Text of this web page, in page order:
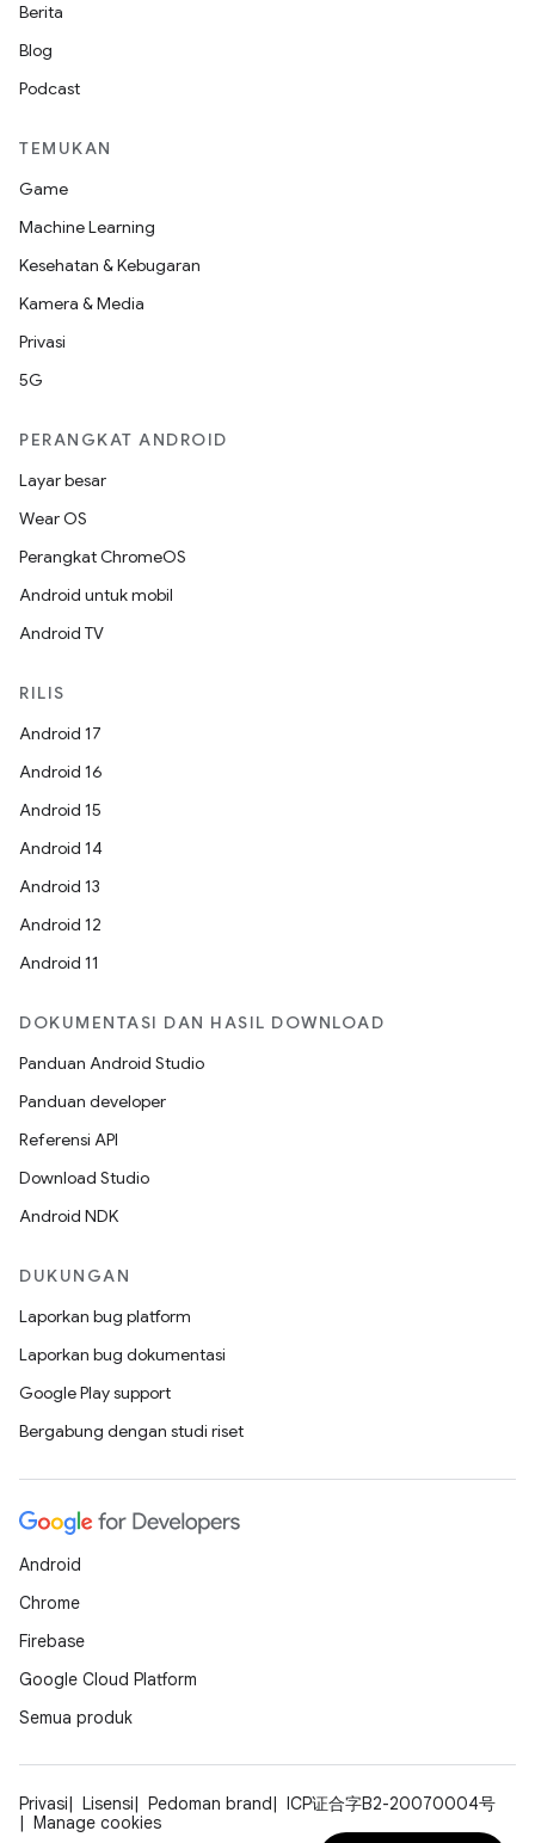
Berita
Blog
Podcast
TEMUKAN
Game
Machine Learning
Kesehatan & Kebugaran
Kamera & Media
Privasi
5G
PERANGKAT ANDROID
Layar besar
Wear OS
Perangkat ChromeOS
Android untuk mobil
Android TV
RILIS
Android 17
Android 16
Android 15
Android 14
Android 13
Android 12
Android 11
DOKUMENTASI DAN HASIL DOWNLOAD
Panduan Android Studio
Panduan developer
Referensi API
Download Studio
Android NDK
DUKUNGAN
Laporkan bug platform
Laporkan bug dokumentasi
Google Play support
Bergabung dengan studi riset
Android
Chrome
Firebase
Google Cloud Platform
Semua produk
Privasi Lisensi Pedoman brand
ICP证合字B2-20070004号
Manage cookies